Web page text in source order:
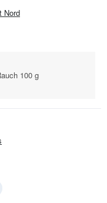
Nord
100 g